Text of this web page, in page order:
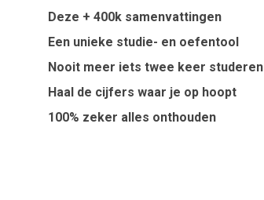
Deze + 400k samenvattingen
Een unieke studie- en oefentool
Nooit meer iets twee keer studeren
Haal de cijfers waar je op hoopt
100% zeker alles onthouden